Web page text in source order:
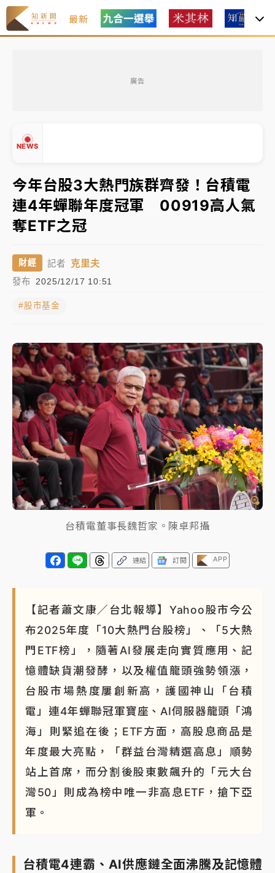
最新
廣告
NEWS
中信慈善基金會想增加董事人數！辜仲諒向法院聲請遭
駁 理由曝光
故宮《龍藏經》特展第2檔！今線上預約開賣一度塞車
周六起展出延長至晚上7時
台東農業處長涉圖利渡假村！東檢抗告成功 今重開羈
押庭
父親節泡湯了！中颱白海豚雨彈轟3天 「紅到發紫」降
雨熱區曝
女律師陳昱瑄詐慈濟10億！黃金158kg遭查扣畫面曝光
旅局回應了
中信慈善基金會想增加董事人數！辜仲諒向法院聲請遭
駁 理由曝光
故宮《龍藏經》特展第2檔！今線上預約開賣一度塞車
周六起展出延長至晚上7時
台東農業處長涉圖利渡假村！東檢抗告成功 今重開羈
押庭
父親節泡湯了！中颱白海豚雨彈轟3天 「紅到發紫」降
雨熱區曝
▼
今年台股3大熱門族群齊發！台積電
連4年蟬聯年度冠軍 00919高人氣
奪ETF之冠
財經 記者 克里夫
發布 2025/12/17 10:51
#股市基金
台積電董事長魏哲家。陳卓邦攝
連結 訂閱 APP
【記者蕭文康／台北報導】Yahoo股市今公
布2025年度「10大熱門台股榜」、「5大熱
門ETF榜」，隨著AI發展走向實質應用、記
憶體缺貨潮發酵，以及權值龍頭強勢領漲，
台股市場熱度屢創新高，護國神山「台積
電」連4年蟬聯冠軍寶座、AI伺服器龍頭「鴻
海」則緊追在後；ETF方面，高股息商品是
年度最大亮點，「群益台灣精選高息」順勢
站上首席，而分割後股東數飆升的「元大台
灣50」則成為榜中唯一非高息ETF，搶下亞
軍。
台積電4連霸、AI供應鏈全面沸騰及記憶體